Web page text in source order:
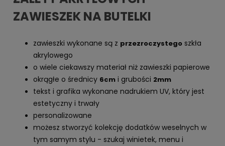
ZAWIESZEK NA BUTELKI
zawieszki wykonane są z przezroczystego szkła
akrylowego
o wiele ciekawszy materiał niż zawieszki papierowe
okrągłe o średnicy 6cm i grubości 2mm
tekst i grafika wykonane nadrukiem UV, który jest
estetyczny i trwały
personalizowane
możesz stworzyć kolekcję dodatków weselnych w
tym samym stylu - szukaj winietek, menu i